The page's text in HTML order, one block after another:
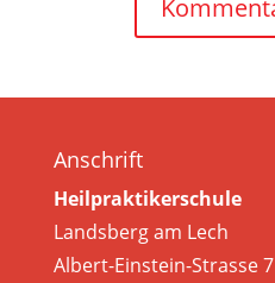
Anschrift
Heilpraktikerschule
Landsberg am Lech
Albert-Einstein-Strasse 7